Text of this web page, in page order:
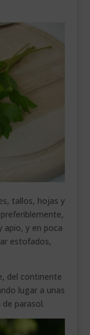
tallos, hojas y
apio, y en poca
estofados,
del continente
lugar a unas
parasol.